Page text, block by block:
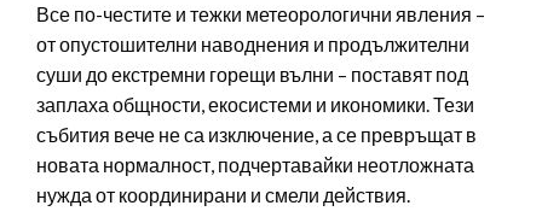
Все по-честите и тежки метеорологични явления –
от опустошителни наводнения и продължителни
суши до екстремни горещи вълни – поставят под
заплаха общности, екосистеми и икономики. Тези
събития вече не са изключение, а се превръщат в
новата нормалност, подчертавайки неотложната
нужда от координирани и смели действия.